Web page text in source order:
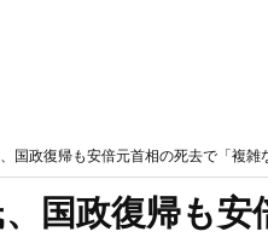
国政復帰も安倍元首相の死去で「複
国政復帰も安